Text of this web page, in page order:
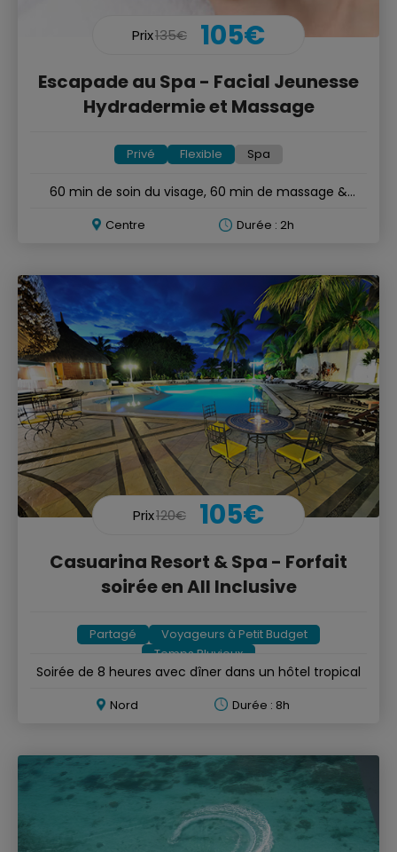
Prix135€ 105€
Escapade au Spa - Facial Jeunesse
Hydradermie et Massage
Privé Flexible Spa
60 min de soin du visage, 60 min de massage &
Centre Durée : 2h
Prix120€ 105€
Casuarina Resort & Spa - Forfait
soirée en All Inclusive
Partagé
Voyageurs à Petit Budget
Temps Pluvieux
Soirée de 8 heures avec dîner dans un hôtel tropical
Nord Durée : 8h